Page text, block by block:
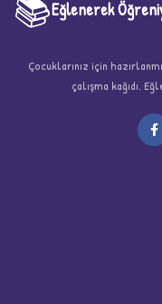
📚Eğlenerek
Çocuklarınız için
çalışma kağıdı.